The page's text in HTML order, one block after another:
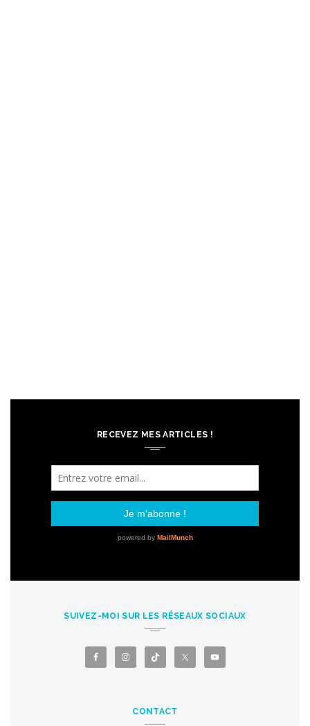
RECEVEZ MES ARTICLES !
SUIVEZ-MOI SUR LES RÉSEAUX SOCIAUX
CONTACT